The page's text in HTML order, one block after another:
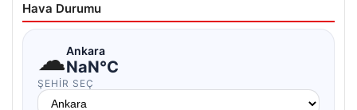
Hava Durumu
☁Ankara
NaN°C
ŞEHIR SEÇ